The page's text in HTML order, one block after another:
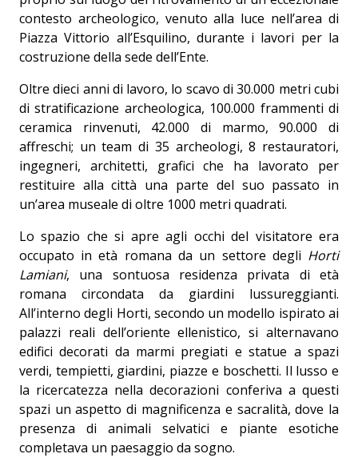
contesto archeologico, venuto alla luce nell’area di
Piazza Vittorio all’Esquilino, durante i lavori per la
costruzione della sede dell’Ente.
Oltre dieci anni di lavoro, lo scavo di 30.000 metri cubi
di stratificazione archeologica, 100.000 frammenti di
ceramica rinvenuti, 42.000 di marmo, 90.000 di
affreschi; un team di 35 archeologi, 8 restauratori,
ingegneri, architetti, grafici che ha lavorato per
restituire alla città una parte del suo passato in
un’area museale di oltre 1000 metri quadrati.
Lo spazio che si apre agli occhi del visitatore era
occupato in età romana da un settore degli Horti
Lamiani, una sontuosa residenza privata di età
romana circondata da giardini lussureggianti.
All’interno degli Horti, secondo un modello ispirato ai
palazzi reali dell’oriente ellenistico, si alternavano
edifici decorati da marmi pregiati e statue a spazi
verdi, tempietti, giardini, piazze e boschetti. Il lusso e
la ricercatezza nella decorazioni conferiva a questi
spazi un aspetto di magnificenza e sacralità, dove la
presenza di animali selvatici e piante esotiche
completava un paesaggio da sogno.